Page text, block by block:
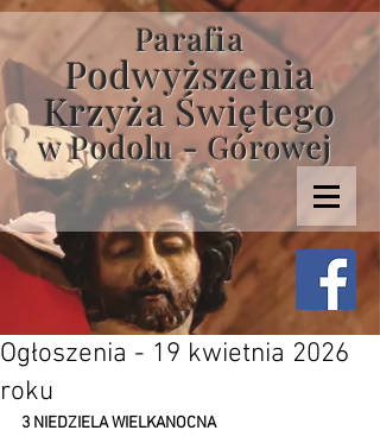
Parafia
Podwyższenia
Krzyża Świętego
w Podolu - Górowej
Ogłoszenia - 19 kwietnia 2026
roku
3 NIEDZIELA WIELKANOCNA